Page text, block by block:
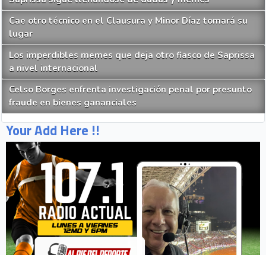
Cae otro técnico en el Clausura y Minor Díaz tomará su
lugar
Los imperdibles memes que deja otro fiasco de Saprissa
a nivel internacional
Celso Borges enfrenta investigación penal por presunto
fraude en bienes gananciales
Your Add Here !!